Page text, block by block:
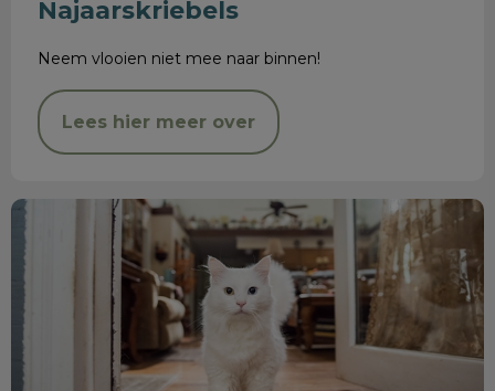
Najaarskriebels
Neem vlooien niet mee naar binnen!
Lees hier meer over
Chippen & registreren hond en kat